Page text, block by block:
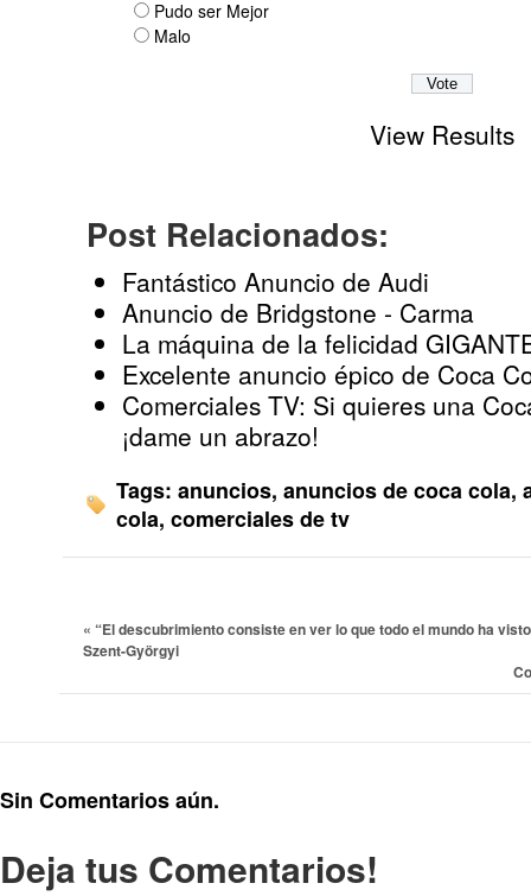
Pudo ser Mejor
Malo
View Results
Post Relacionados:
Fantástico Anuncio de Audi
Anuncio de Bridgstone - Carma
La máquina de la felicidad
Excelente anuncio épico de Coca
Comerciales TV: Si quieres una
¡dame un abrazo!
Tags: anuncios, anuncios de coca cola,
cola, comerciales de tv
« “El descubrimiento consiste en ver lo que todo el mundo ha
Szent-Györgyi
Sin Comentarios aún.
Deja tus Comentarios!